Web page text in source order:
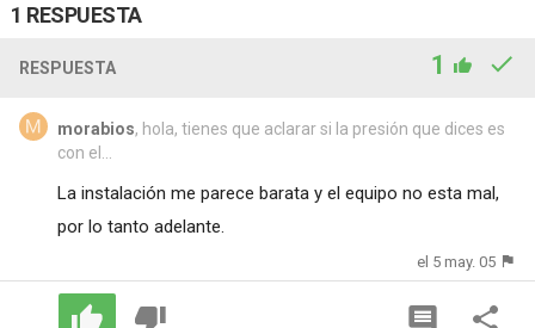
1 RESPUESTA
RESPUESTA 1
morabios, hola, tienes que aclarar si la presión que dices es
con el...
La instalación me parece barata y el equipo no esta mal,
por lo tanto adelante.
el 5 may. 05